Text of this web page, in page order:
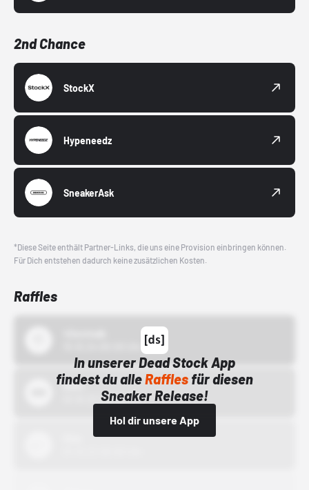
2nd Chance
StockX
Hypeneedz
SneakerAsk
*Diese Seite enthält Partner-Links, die uns eine Provision einbringen können.
Für Dich entstehen dadurch keine zusätzlichen Kosten.
Raffles
In unserer Dead Stock App
findest du alleRafflesfür diesen
Sneaker Release!
Hol dir unsere App
Bstn
01.10.22 00:00 Uhr